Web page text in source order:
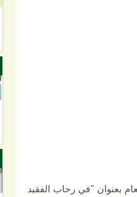
بعنوان "في رحاب الفقيد